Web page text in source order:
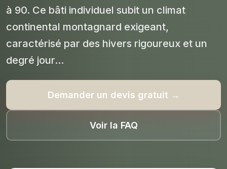
à 90. Ce bâti individuel subit un climat
continental montagnard exigeant,
caractérisé par des hivers rigoureux et un
degré jour...
Demander un devis gratuit →
Voir la FAQ